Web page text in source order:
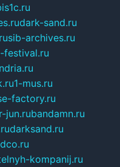
dark-sand.ru
sib-archives.ru
festival.ru
1-mus.ru
factory.ru
jun.rubandamn.ru
darksand.ru
kompanij.ru